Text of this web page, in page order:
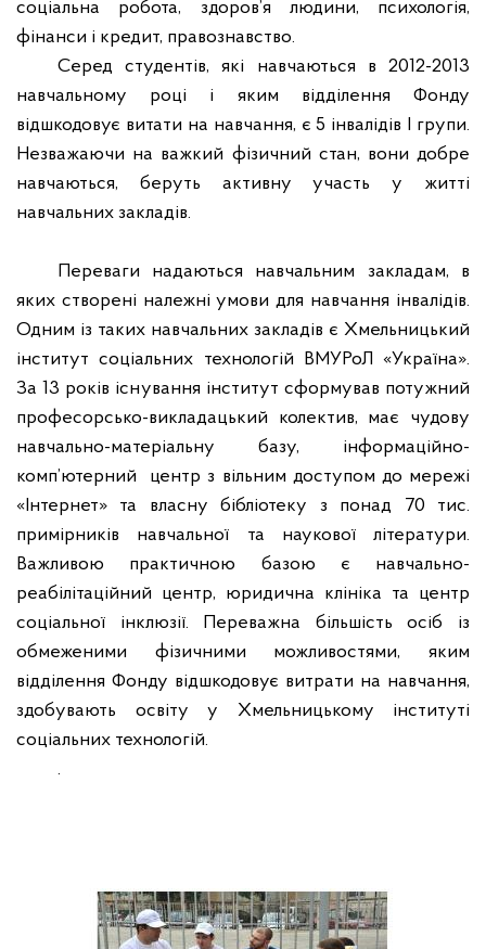
соціальна робота, здоров’я людини, психологія,
фінанси і кредит, правознавство.
Серед студентів, які навчаються в 2012-2013
навчальному році і яким відділення Фонду
відшкодовує витати на навчання, є 5 інвалідів І групи.
Незважаючи на важкий фізичний стан, вони добре
навчаються, беруть активну участь у житті
навчальних закладів.
Переваги надаються навчальним закладам, в
яких створені належні умови для навчання інвалідів.
Одним із таких навчальних закладів є Хмельницький
інститут соціальних технологій ВМУРоЛ «Україна».
За 13 років існування інститут сформував потужний
професорсько-викладацький колектив, має чудову
навчально-матеріальну базу, інформаційно-
комп’ютерний
центр з вільним доступом до мережі
«Інтернет» та власну бібліотеку з понад 70 тис.
примірників навчальної та наукової літератури.
Важливою практичною базою є навчально-
реабілітаційний центр, юридична клініка та центр
соціальної інклюзії. Переважна більшість осіб із
обмеженими фізичними можливостями, яким
відділення Фонду відшкодовує витрати на навчання,
здобувають освіту у Хмельницькому інституті
соціальних технологій.
.